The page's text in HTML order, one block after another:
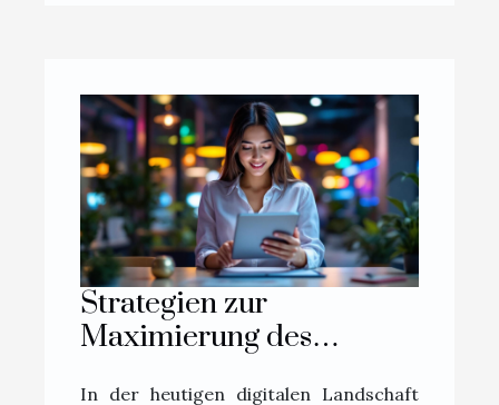
Strategien zur
Maximierung des
In der heutigen digitalen Landschaft